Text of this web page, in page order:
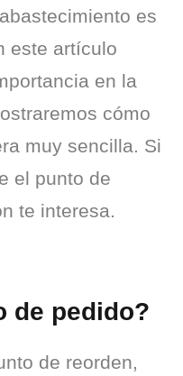
es
este artículo
en la
cómo
muy sencilla. Si
el punto de
te interesa.
de pedido?
de reorden,